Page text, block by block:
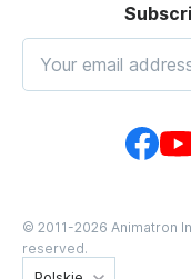
© 2011-2026 Animatron
reserved.